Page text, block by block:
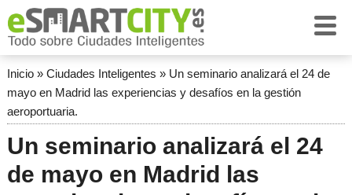
Inicio» Ciudades Inteligentes » Un seminario analizará el 24 de
mayo en Madrid las experiencias y desafíos en la gestión
aeroportuaria.
Un seminario analizará el 24
de mayo en Madrid las